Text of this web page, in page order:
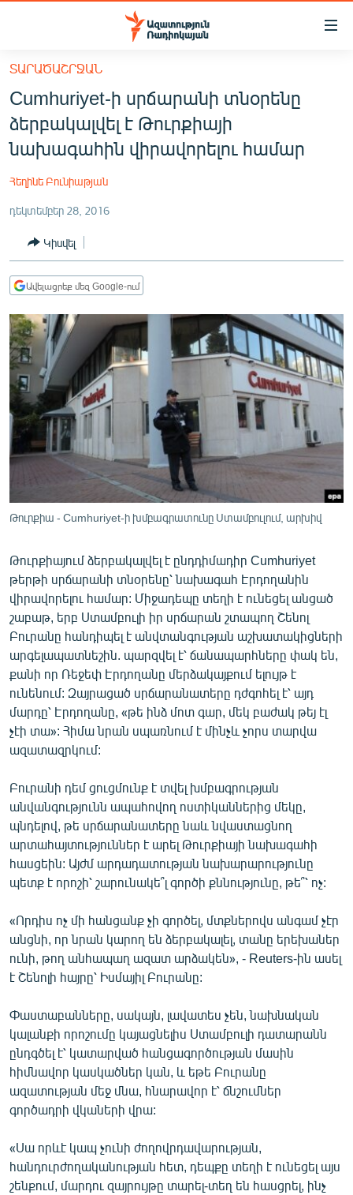
Մատչելիության
հիմնական
բովանդակությանը
Անցնել
հիմնական
մենյուին
ՔԱՂԱՔԱԿԱՆ
ՏՆՏԵՍՈՒԹՅՈՒՆ
ՂԱՐԱԲԱՂ
ՏԱՐԱԾԱՇՐՋԱՆ
ՄԻՋԱԶԳԱՅԻՆ
ՄՇԱԿՈՒՅԹ
ՍՊՈՐՏ
ՄԵԿՆԱԲԱՆՈՒԹՅՈՒՆ
ՏՏ ԵՒ ԻՆՏԵՐՆԵՏ
ՏԵՍԱՆՅՈՒԹԵՐ
ԲԱՆԱՎԵՃ
ՁԳՏԵԼՈՎ ԼԱՎԱԳՈՒՅՆԻՆ
ՓՈԴՔԱՍԹ
Հայերեն
English
Русский
ՀԵՏԵՎԵՔ ՄԵԶ
ՏԱՐԱԾԱՇՐՋԱՆ
Cumhuriyet-ի սրճարանի տնօրենը
ձերբակալվել է Թուրքիայի
նախագահին վիրավորելու համար
Հեղինե Բունիաթյան
դեկտեմբեր 28, 2016
Կիսվել
Ավելացրեք մեզ Google-ում
Թուրքիա - Cumhuriyet-ի խմբագրատունը Ստամբուլում, արխիվ
Թուրքիայում ձերբակալվել է ընդդիմադիր Cumhuriyet
թերթի սրճարանի տնօրենը՝ նախագահ Էրդողանին
վիրավորելու համար: Միջադեպը տեղի է ունեցել անցած
շաբաթ, երբ Ստամբուլի իր սրճարան շտապող Շենոլ
Բուրանը հանդիպել է անվտանգության աշխատակիցների
արգելապատնեշին. պարզվել է՝ ճանապարհները փակ են,
քանի որ Ռեջեփ Էրդողանը մերձակայքում ելույթ է
ունենում: Զայրացած սրճարանատերը դժգոհել է՝ այդ
մարդը՝ Էրդողանը, «թե ինձ մոտ գար, մեկ բաժակ թեյ էլ
չէի տա»: Հիմա նրան սպառնում է մինչև չորս տարվա
ազատազրկում:
Բուրանի դեմ ցուցմունք է տվել խմբագրության
անվանգությունն ապահովող ոստիկաններից մեկը,
պնդելով, թե սրճարանատերը նաև նվաստացնող
արտահայտություններ է արել Թուրքիայի նախագահի
հասցեին: Այժմ արդադատության նախարարությունը
պետք է որոշի՝ շարունակե՞լ գործի քննությունը, թե՞՝ ոչ:
«Որդիս ոչ մի հանցանք չի գործել, մտքներովս անգամ չէր
անցնի, որ նրան կարող են ձերբակալել, տանը երեխաներ
ունի, թող անհապաղ ազատ արձակեն», - Reuters-ին ասել
է Շենոլի հայրը՝ Իսմայիլ Բուրանը:
Փաստաբանները, սակայն, լավատես չեն, նախնական
կալանքի որոշումը կայացնելիս Ստամբուլի դատարանն
ընդգծել է՝ կատարված հանցագործության մասին
հիմնավոր կասկածներ կան, և եթե Բուրանը
ազատության մեջ մնա, հնարավոր է՝ ճնշումներ
գործադրի վկաների վրա:
«Սա որևէ կապ չունի ժողովրդավարության,
հանդուրժողականության հետ, դեպքը տեղի է ունեցել այս
շենքում, մարդու զայրույթը տարել-տեղ են հասցրել, ինչ